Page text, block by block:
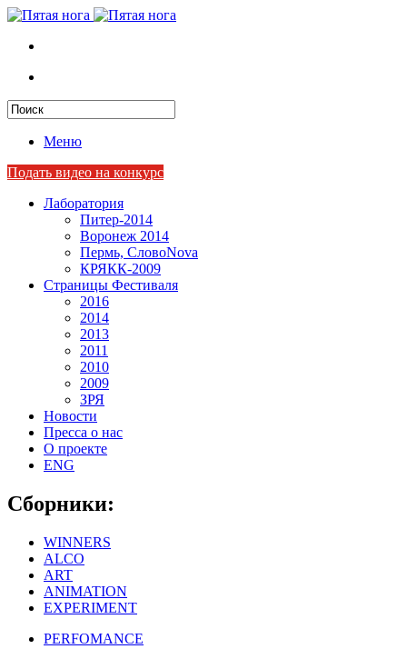
Меню
Подать видео на конкурс
Лаборатория
Питер-2014
Воронеж 2014
Пермь, СловоNova
КРЯКК-2009
Страницы Фестиваля
2016
2014
2013
2011
2010
2009
ЗРЯ
Новости
Пресса о нас
О проекте
ENG
Сборники:
WINNERS
ALCO
ART
ANIMATION
EXPERIMENT
PERFOMANCE